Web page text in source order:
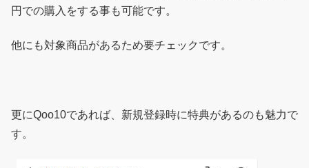
円での購入をする事も可能です。
他にも対象商品があるため要チェックです。
更にQoo10であれば、新規登録時に特典があるのも魅力で
す。